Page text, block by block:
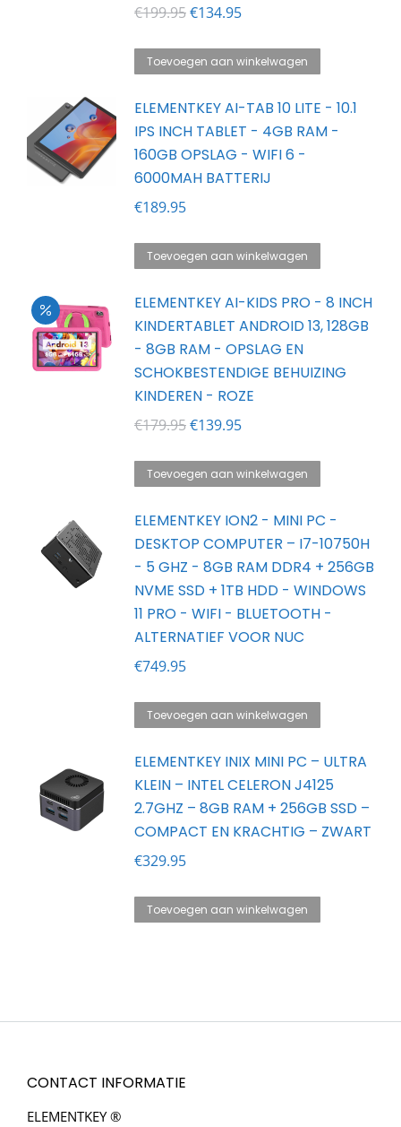
€199.95Oorspronkelijke
was:
€134.95Huidige
is:
Toevoegen aan winkelwagen
ELEMENTKEY AI-TAB 10 LITE - 10.1
IPS INCH TABLET - 4GB RAM -
160GB OPSLAG - WIFI 6 -
6000MAH BATTERIJ
€189.95
Toevoegen aan winkelwagen
ELEMENTKEY AI-KIDS PRO - 8 INCH
KINDERTABLET ANDROID 13, 128GB
- 8GB RAM - OPSLAG EN
SCHOKBESTENDIGE BEHUIZING
KINDEREN - ROZE
€179.95Oorspronkelijke
was:
€139.95Huidige
is:
Toevoegen aan winkelwagen
ELEMENTKEY ION2 - MINI PC -
DESKTOP COMPUTER – I7-10750H
- 5 GHZ - 8GB RAM DDR4 + 256GB
NVME SSD + 1TB HDD - WINDOWS
11 PRO - WIFI - BLUETOOTH -
ALTERNATIEF VOOR NUC
€749.95
Toevoegen aan winkelwagen
ELEMENTKEY INIX MINI PC – ULTRA
KLEIN – INTEL CELERON J4125
2.7GHZ – 8GB RAM + 256GB SSD –
COMPACT EN KRACHTIG – ZWART
€329.95
Toevoegen aan winkelwagen
CONTACT INFORMATIE
ELEMENTKEY ®